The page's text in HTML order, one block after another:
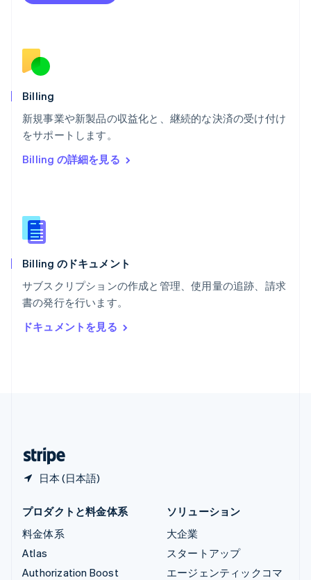
Billing
新規事業や新製品の収益化と、継続的な決済の受け付け
をサポートします。
Billing の詳細を見る
Billing のドキュメント
サブスクリプションの作成と管理、使用量の追跡、請求
書の発行を行います。
ドキュメントを見る
日本 (日本語)
フランス
ベルギー
Nederlands
ポーランド
English
ポルトガル
Português English
English
Español
ラトビア
リトアニア
リヒテンシュタイン
DeutschEnglish
ルーマニア
English
プロダクトと料金体系
料金体系
Atlas
Authorization Boost
ソリューション
大企業
スタートアップ
エージェンティックコマ